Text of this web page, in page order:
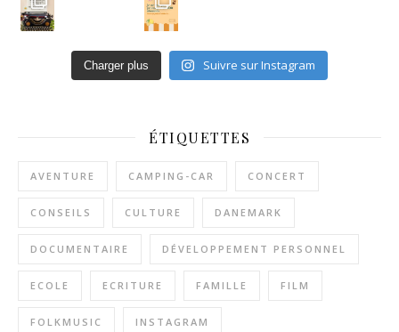
Charger plus Suivre sur Instagram
ÉTIQUETTES
AVENTURE CAMPING-CAR CONCERT
CONSEILS CULTURE DANEMARK
DOCUMENTAIRE DÉVELOPPEMENT PERSONNEL
ECOLE ECRITURE FAMILLE FILM
FOLKMUSIC INSTAGRAM